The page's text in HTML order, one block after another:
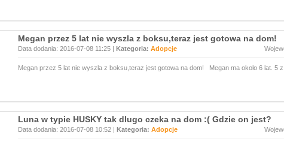
Megan przez 5 lat nie wyszla z boksu,teraz jest gotowa na dom!
Data dodania: 2016-07-08 11:25 | Kategoria: Adopcje
Megan przez 5 lat nie wyszla z boksu,teraz jest gotowa na dom! Megan ma okolo 6 lat. 5 z
Luna w typie HUSKY tak dlugo czeka na dom :( Gdzie on jest?
Data dodania: 2016-07-08 10:52 | Kategoria: Adopcje